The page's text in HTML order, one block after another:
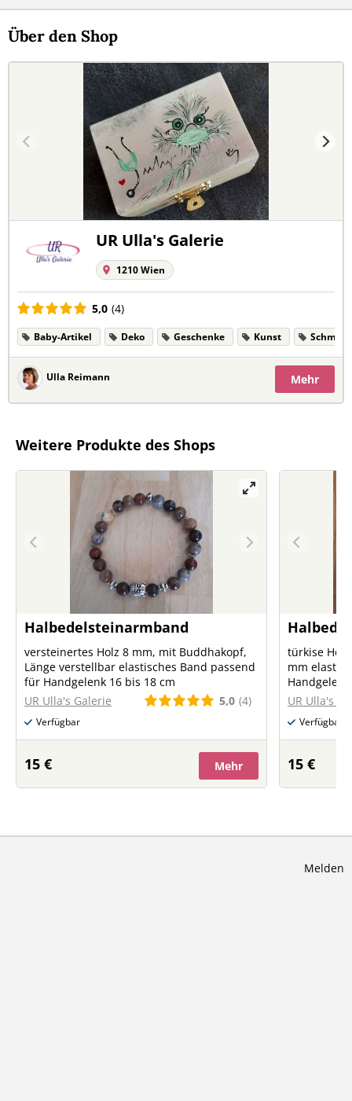
Über den Shop
UR Ulla's Galerie
1210 Wien
5,0 (4)
Baby-Artikel Deko Geschenke Kunst Schmuck
Ulla Reimann Mehr
Weitere Produkte des Shops
Halbedelsteinarmband
versteinertes Holz 8 mm, mit Buddhakopf,
Länge verstellbar elastisches Band passend
für Handgelenk 16 bis 18 cm
UR Ulla's Galerie
5,0 (4)
Verfügbar
15 € Mehr
türkise
mm
UR Ulla's
Verfügbar
15 €
Melden